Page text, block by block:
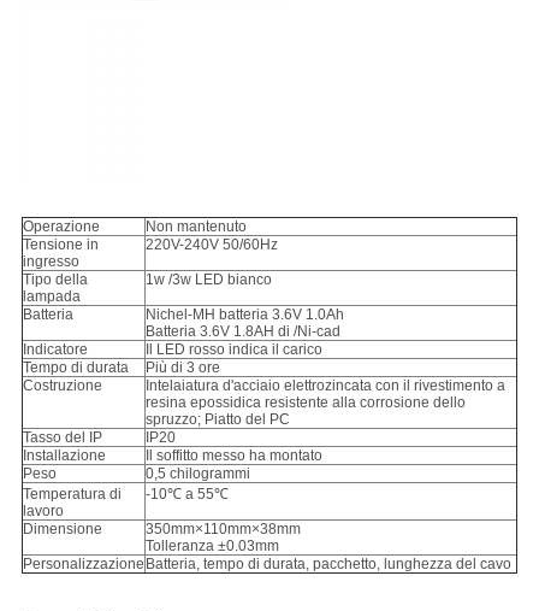
Operazione
Non mantenuto
Tensione in
ingresso
220V-240V 50/60Hz
Tipo della
lampada
1w /3w LED bianco
Batteria
Nichel-MH batteria 3.6V 1.0Ah
Batteria 3.6V 1.8AH di /Ni-cad
Indicatore
Il LED rosso indica il carico
Tempo di durata
Più di 3 ore
Costruzione
Intelaiatura d'acciaio elettrozincata con il rivestimento a
resina epossidica resistente alla corrosione dello
spruzzo; Piatto del PC
Tasso del IP
IP20
Installazione
Il soffitto messo ha montato
Peso
0,5 chilogrammi
Temperatura di
lavoro
-10℃ a 55℃
Dimensione
350mm×110mm×38mm
Tolleranza ±0.03mm
Personalizzazione Batteria, tempo di durata, pacchetto, lunghezza del cavo